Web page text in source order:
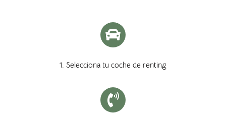
1. Selecciona tu coche de renting